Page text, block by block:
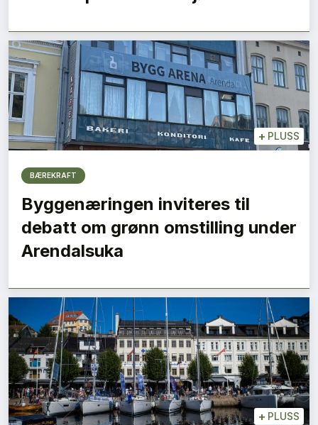
+ PLUSS
BÆREKRAFT
Byggenæringen inviteres til
debatt om grønn omstilling under
Arendalsuka
+ PLUSS